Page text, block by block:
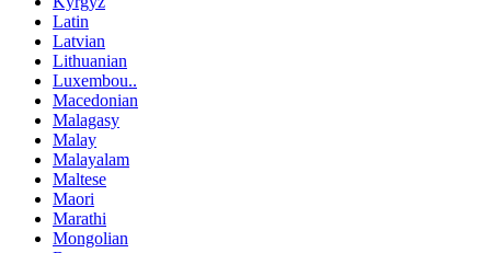
Latin
Latvian
Lithuanian
Luxembou..
Macedonian
Malagasy
Malay
Malayalam
Maltese
Maori
Marathi
Mongolian